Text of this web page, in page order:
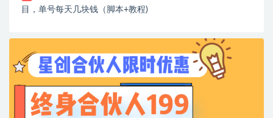
目，单号每天几块钱（脚本+教程)